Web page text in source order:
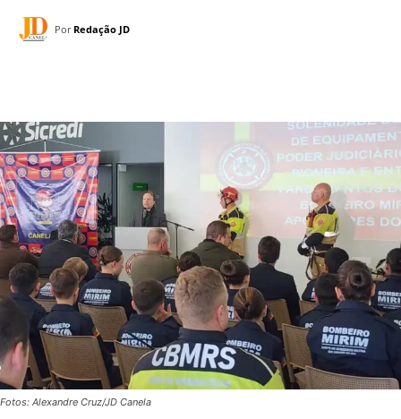
Por Redação JD
Fotos: Alexandre Cruz/JD Canela